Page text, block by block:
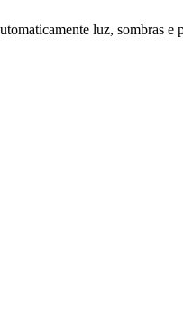
luz, sombras e